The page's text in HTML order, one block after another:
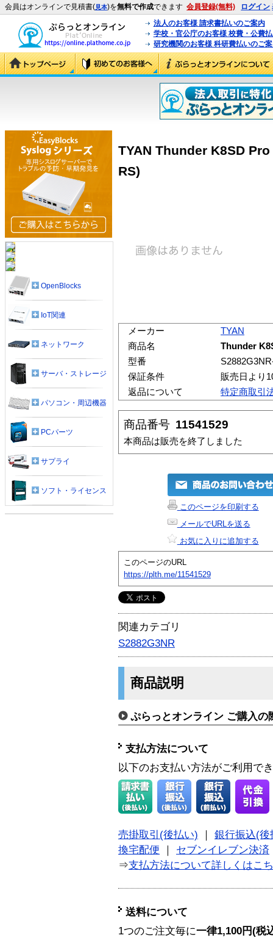
会員はオンラインで見積書(見本)を無料で作成できます 会員登録(無料) ログイン
法人のお客様 請求書払いのご案内
学校・官公庁のお客様 校費・公費
研究機関のお客様 科研費払いのご
TYAN Thunder K8SD
RS)
メーカー
TYAN
商品名
Thunder
型番
保証条件
販売日より
返品について
特定商取引
商品番号 11541529
本商品は販売を終了しました
このページを印刷する
メールでURLを送る
お気に入りに追加する
このページのURL
https://plth.me/11541529
関連カテゴリ
S2882G3NR
商品説明
ぷらっとオンライン ご購入の
支払方法について
以下のお支払い方法がご利用で
売掛取引(後払い)
銀行振込(後
換宅配便
セブンイレブン決済
⇒支払方法について詳しくはこ
送料について
1つのご注文毎に一律1,100円(税
OpenBlocks
IoT関連
ネットワーク
サーバ・ストレージ
パソコン・周辺機器
PCパーツ
サプライ
ソフト・ライセンス